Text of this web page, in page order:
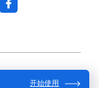
开始使用